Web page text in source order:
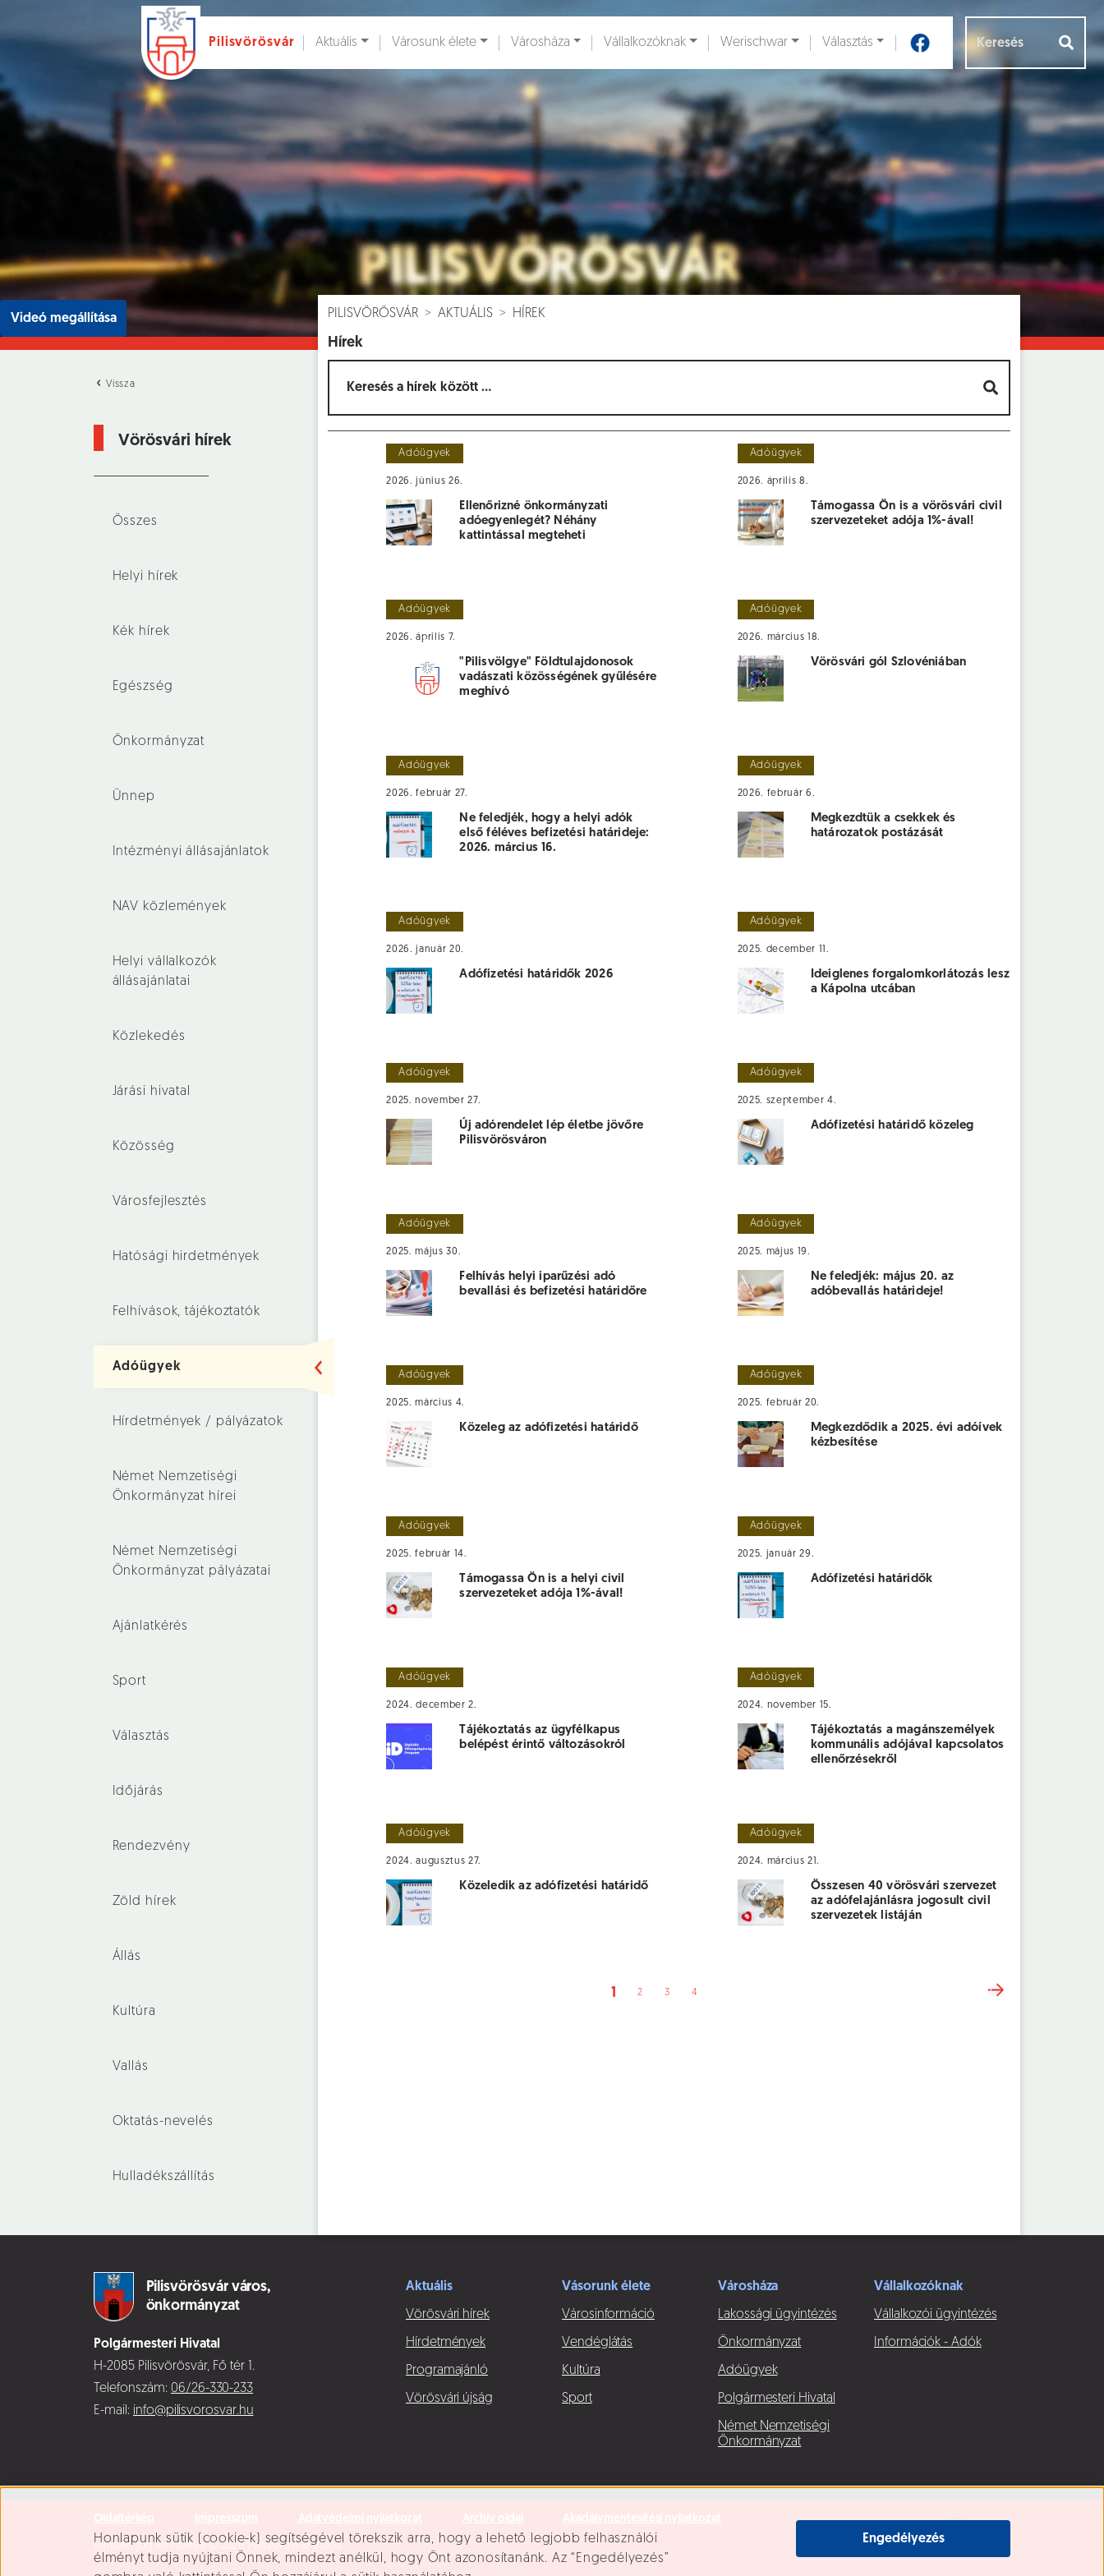
Süti beállítások
Honlapunk sütik (cookie-k) segítségével törekszik arra, hogy a lehető legjobb felhasználói
élményt tudja nyújtani Önnek, mindezt anélkül, hogy Önt azonosítanánk. Az “Engedélyezés”
Engedélyezés
Ugrás a fő tartalomhoz
Pilisvörösvár Aktuális Városunk élete Városháza Vállalkozóknak Werischwar Választás
Videó megállítása
Vissza
Vörösvári hírek
Összes
Helyi hírek
Kék hírek
Egészség
Önkormányzat
Ünnep
Intézményi állásajánlatok
NAV közlemények
Helyi vállalkozók
állásajánlatai
Közlekedés
Járási hivatal
Közösség
Városfejlesztés
Hatósági hirdetmények
Felhívások, tájékoztatók
Adóügyek
Hírdetmények / pályázatok
Német Nemzetiségi
Önkormányzat hírei
Német Nemzetiségi
Önkormányzat pályázatai
Ajánlatkérés
Sport
Választás
Időjárás
Rendezvény
Zöld hírek
Állás
Kultúra
Vallás
Oktatás-nevelés
Hulladékszállítás
PILISVÖRÖSVÁR AKTUÁLIS HÍREK
Hírek
Adóügyek
2026. június 26.
Ellenőrizné önkormányzati
adóegyenlegét? Néhány
kattintással megteheti
Adóügyek
2026. április 8.
Támogassa Ön is a vörösvári civil
szervezeteket adója 1%-ával!
Adóügyek
2026. április 7.
"Pilisvölgye" Földtulajdonosok
vadászati közösségének gyűlésére
meghívó
Adóügyek
2026. március 18.
Vörösvári gól Szlovéniában
Adóügyek
2026. február 27.
Ne feledjék, hogy a helyi adók
első féléves befizetési határideje:
2026. március 16.
Adóügyek
2026. február 6.
Megkezdtük a csekkek és
határozatok postázását
Adóügyek
2026. január 20.
Adófizetési határidők 2026
Adóügyek
2025. december 11.
Ideiglenes forgalomkorlátozás lesz
a Kápolna utcában
Adóügyek
2025. november 27.
Új adórendelet lép életbe jövőre
Pilisvörösváron
Adóügyek
2025. szeptember 4.
Adófizetési határidő közeleg
Adóügyek
2025. május 30.
Felhívás helyi iparűzési adó
bevallási és befizetési határidőre
Adóügyek
2025. május 19.
Ne feledjék: május 20. az
adóbevallás határideje!
Adóügyek
2025. március 4.
Közeleg az adófizetési határidő
Adóügyek
2025. február 20.
Megkezdődik a 2025. évi adóívek
kézbesítése
Adóügyek
2025. február 14.
Támogassa Ön is a helyi civil
szervezeteket adója 1%-ával!
Adóügyek
2025. január 29.
Adófizetési határidők
Adóügyek
2024. december 2.
Tájékoztatás az ügyfélkapus
belépést érintő változásokról
Adóügyek
2024. november 15.
Tájékoztatás a magánszemélyek
kommunális adójával kapcsolatos
ellenőrzésekről
Adóügyek
2024. augusztus 27.
Közeledik az adófizetési határidő
Adóügyek
2024. március 21.
Összesen 40 vörösvári szervezet
az adófelajánlásra jogosult civil
szervezetek listáján
1 2 3 4
Pilisvörösvár város,
önkormányzat
Polgármesteri Hivatal
H-2085 Pilisvörösvár, Fő tér 1.
Telefonszám: 06/26-330-233
E-mail: info@pilisvorosvar.hu
Aktuális
Vörösvári hírek
Hírdetmények
Programajánló
Vörösvári újság
Vásorunk élete
Városinformáció
Vendéglátás
Kultúra
Sport
Városháza
Lakossági ügyintézés
Önkormányzat
Adóügyek
Polgármesteri Hivatal
Német Nemzetiségi
Önkormányzat
Vállalkozóknak
Vállalkozói ügyintézés
Információk - Adók
Minden jog fenntartva © 2026 Pilisvörösvár Város
Események [] Dokumentumok [